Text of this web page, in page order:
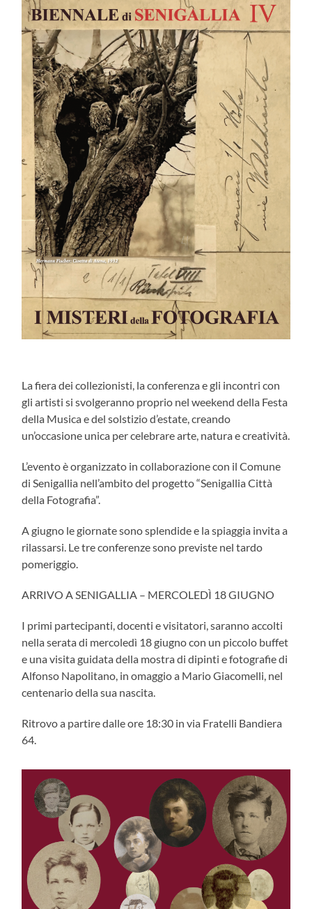
La fiera dei collezionisti, la conferenza e gli incontri con
gli artisti si svolgeranno proprio nel weekend della Festa
della Musica e del solstizio d’estate, creando
un’occasione unica per celebrare arte, natura e creatività.
L’evento è organizzato in collaborazione con il Comune
di Senigallia nell’ambito del progetto “Senigallia Città
della Fotografia”.
A giugno le giornate sono splendide e la spiaggia invita a
rilassarsi. Le tre conferenze sono previste nel tardo
pomeriggio.
ARRIVO A SENIGALLIA – MERCOLEDÌ 18 GIUGNO
I primi partecipanti, docenti e visitatori, saranno accolti
nella serata di mercoledì 18 giugno con un piccolo buffet
e una visita guidata della mostra di dipinti e fotografie di
Alfonso Napolitano, in omaggio a Mario Giacomelli, nel
centenario della sua nascita.
Ritrovo a partire dalle ore 18:30 in via Fratelli Bandiera
64.